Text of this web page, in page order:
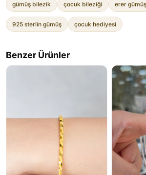
gümüş bilezik çocuk bileziği erer gümüş
925 sterlin gümüş çocuk hediyesi
Benzer Ürünler